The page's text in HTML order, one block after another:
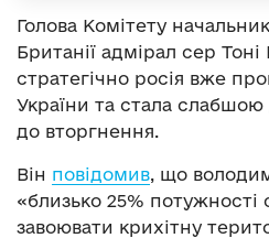
Голова Комітету
Британії адмірал сер
стратегічно росія вже
України та стала
до вторгнення.
Він повідомив , що
«близько 25% потужності
завоювати крихітну